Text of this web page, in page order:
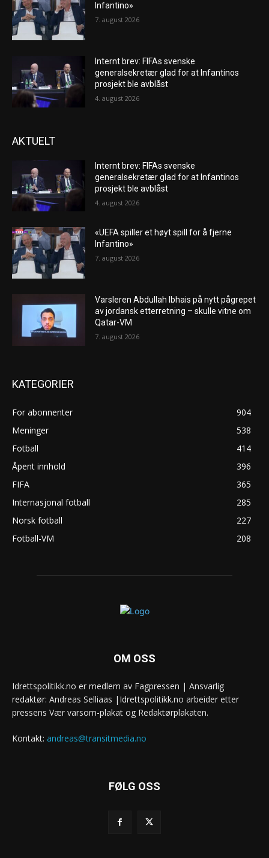
Infantino»
7. august 2026
Internt brev: FIFAs svenske
generalsekretær glad for at Infantinos
prosjekt ble avblåst
4. august 2026
AKTUELT
Internt brev: FIFAs svenske
generalsekretær glad for at Infantinos
prosjekt ble avblåst
4. august 2026
«UEFA spiller et høyt spill for å fjerne
Infantino»
7. august 2026
Varsleren Abdullah Ibhais på nytt pågrepet
av jordansk etterretning – skulle vitne om
Qatar-VM
7. august 2026
KATEGORIER
For abonnenter
904
Meninger
538
Fotball
414
Åpent innhold
396
FIFA
365
Internasjonal fotball
285
Norsk fotball
227
Fotball-VM
208
OM OSS
Idrettspolitikk.no er medlem av Fagpressen | Ansvarlig
redaktør: Andreas Selliaas |Idrettspolitikk.no arbeider etter
pressens Vær varsom-plakat og Redaktørplakaten.
Kontakt: andreas@transitmedia.no
FØLG OSS